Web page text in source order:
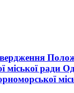
міської